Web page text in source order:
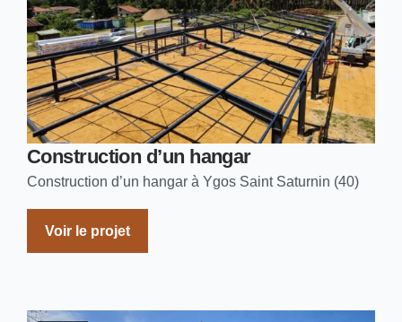
Construction d’un hangar
Construction d’un hangar à Ygos Saint Saturnin (40)
Voir le projet